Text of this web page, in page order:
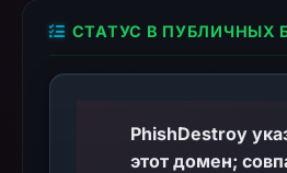
СТАТУС В ПУБЛИЧНЫХ
PhishDestroy
этот домен;